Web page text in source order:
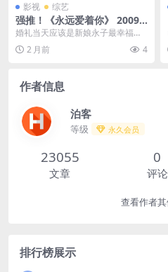
影视 综艺
强推！《永远爱着你》 2009
中文字幕 未删减 限时转存
婚礼当天应该是新娘永子最幸福的
日子，但是她心中却有一个不能说
的秘密隐瞒着新郎诚一
2 月前 4
作者信息
泊客
等级 永久会员
23055
文章
0
评论
查看作者
排行榜展示